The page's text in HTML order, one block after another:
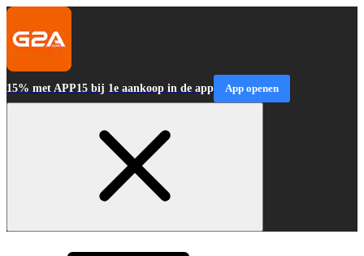
15% met APP15 bij 1e aankoop in de app App openen